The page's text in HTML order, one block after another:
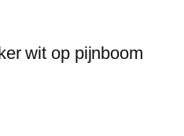
wit op pijnboom